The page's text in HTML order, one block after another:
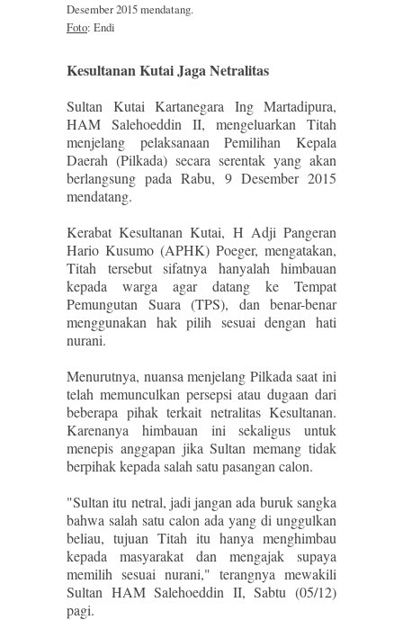
Desember 2015 mendatang.
Foto: Endi
Kesultanan Kutai Jaga Netralitas
Sultan Kutai Kartanegara Ing Martadipura,
HAM Salehoeddin II, mengeluarkan Titah
menjelang pelaksanaan Pemilihan Kepala
Daerah (Pilkada) secara serentak yang akan
berlangsung pada Rabu, 9 Desember 2015
mendatang.
Kerabat Kesultanan Kutai, H Adji Pangeran
Hario Kusumo (APHK) Poeger, mengatakan,
Titah tersebut sifatnya hanyalah himbauan
kepada warga agar datang ke Tempat
Pemungutan Suara (TPS), dan benar-benar
menggunakan hak pilih sesuai dengan hati
nurani.
Menurutnya, nuansa menjelang Pilkada saat ini
telah memunculkan persepsi atau dugaan dari
beberapa pihak terkait netralitas Kesultanan.
Karenanya himbauan ini sekaligus untuk
menepis anggapan jika Sultan memang tidak
berpihak kepada salah satu pasangan calon.
"Sultan itu netral, jadi jangan ada buruk sangka
bahwa salah satu calon ada yang di unggulkan
beliau, tujuan Titah itu hanya menghimbau
kepada masyarakat dan mengajak supaya
memilih sesuai nurani," terangnya mewakili
Sultan HAM Salehoeddin II, Sabtu (05/12)
pagi.